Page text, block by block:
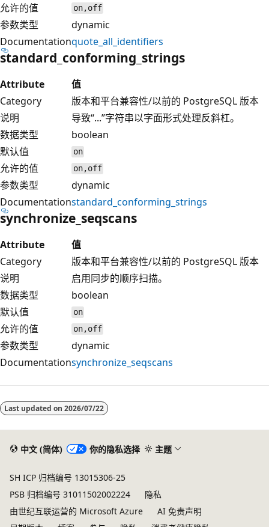
允许的值 on,off
参数类型
dynamic
Documentationquote_all_identifiers
standard_conforming_strings
Attribute
值
Category
版本和平台兼容性/以前的 PostgreSQL 版本
说明
导致“...”字符串以字面形式处理反斜杠。
数据类型
boolean
默认值
on
允许的值 on,off
参数类型
dynamic
Documentationstandard_conforming_strings
synchronize_seqscans
Attribute
值
Category
版本和平台兼容性/以前的 PostgreSQL 版本
说明
启用同步的顺序扫描。
数据类型
boolean
默认值
on
允许的值 on,off
参数类型
dynamic
Documentationsynchronize_seqscans
Last updated on 2026/07/22
中文 (简体) 你的隐私选择 主题
SH ICP 归档编号 13015306-25
PSB 归档编号 31011502002224
隐私
由世纪互联运营的 Microsoft Azure
AI 免责声明